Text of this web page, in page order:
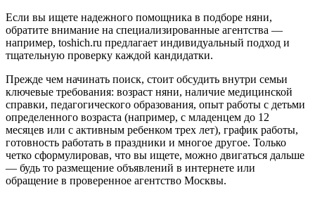
Если вы ищете надежного помощника в подборе няни,
обратите внимание на специализированные агентства —
например, toshich.ru предлагает индивидуальный подход и
тщательную проверку каждой кандидатки.
Прежде чем начинать поиск, стоит обсудить внутри семьи
ключевые требования: возраст няни, наличие медицинской
справки, педагогического образования, опыт работы с детьми
определенного возраста (например, с младенцем до 12
месяцев или с активным ребенком трех лет), график работы,
готовность работать в праздники и многое другое. Только
четко сформулировав, что вы ищете, можно двигаться дальше
— будь то размещение объявлений в интернете или
обращение в проверенное агентство Москвы.